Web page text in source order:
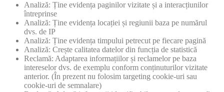
Analiză: Ține evidența paginilor vizitate și a interacțiunilor
întreprinse
Analiză: Ține evidența locației și regiunii baza pe numărul
dvs. de IP
Analiză: Ține evidența timpului petrecut pe fiecare pagină
Analiză: Crește calitatea datelor din funcția de statistică
Reclamă: Adaptarea informațiilor și reclamelor pe baza
intereselor dvs. de exemplu conform conținuturilor vizitate
anterior. (În prezent nu folosim targeting cookie-uri sau
cookie-uri de semnalare)